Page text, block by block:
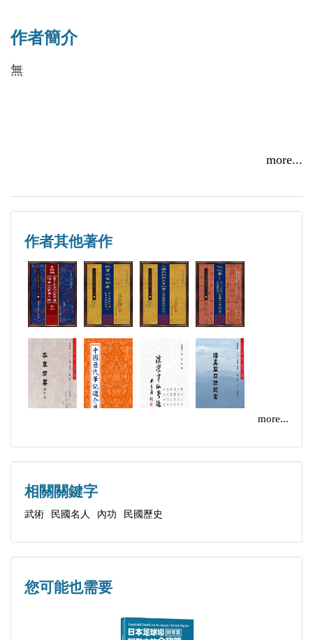
動武術發展：一、國術國考，通過考試，提高武術水
平；二、專科學校，培養武術師資；三、研究整理，
長、副委員長：禇民誼、孫祿堂、評判委員：劉崇
峻、楊澄甫、杜心五、吳鑒泉、劉百川、蔣馨山、張
兆東、張紹賢、王潤生、高鳳嶺、尚雲祥、張秀林、
鄧雲峰、馬玉堂、韓化臣、黃柏年、劉彩臣、楊季
子、王茂齊、劉恩綬、吳恩候、許禹生、王宇僧、金
佳福等，檢察委員：孫存周、竇來庚、佟忠義、蕭品
三、李書文、陳微明、田兆麟、高振東、褚桂亭、蕭
聘山、葉大密、左振英、湯鵬超、姚馥春、萬籟聲、
李麗久、施一峰、任鶴山、傅劍秋、劉善庚、程有
功、韓其昌、趙道新、武匯川、孫汝江、劉丕顯、朱
劭英、張恩慶、朱霞天、耿霞光、任虎臣、諶祖安、
(冰如) 、楊開儒、張介臣、朱國祥、朱國幀、張欽
林、王旭東、吳雲倬、朱振英、楊奎山等，及遊藝大
會主要分為兩個部分，一是擂台較技，一是表演比
多有派代表參加，可謂民國武術的一大盛事，以及近
作者簡介
無
more...
作者其他著作
more...
相關關鍵字
武術 民國名人 內功 民國歷史
您可能也需要